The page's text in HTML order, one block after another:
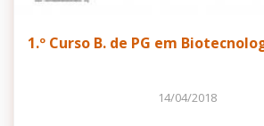
1.º Curso B. de PG em
14/04/2018